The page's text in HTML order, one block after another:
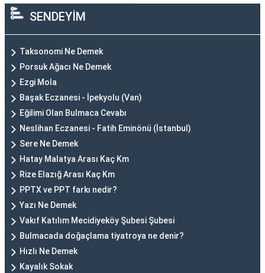
SENDEYİM
Taksonomi Ne Demek
Porsuk Ağacı Ne Demek
Ezgi Mola
Başak Eczanesi - İpekyolu (Van)
Eğilimi Olan Bulmaca Cevabı
Neslihan Eczanesi - Fatih Eminönü (İstanbul)
Sere Ne Demek
Hatay Malatya Arası Kaç Km
Rize Elazığ Arası Kaç Km
PPTX ve PPT farkı nedir?
Yazı Ne Demek
Vakıf Katılım Mecidiyeköy Şubesi Şubesi
Bulmacada doğaçlama tiyatroya ne denir?
Hızlı Ne Demek
Kayalık Sokak